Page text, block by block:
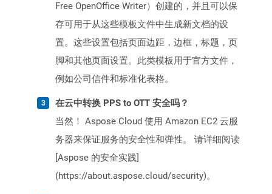
Free OpenOffice Writer）创建的，并且可以保
存可用于从这些模板文件中生成新文档的设
置。这些设置包括页面边距，边框，标题，页
脚和其他页面设置。此类模板用于官方文件，
例如公司信件和标准化表格。
在云中转换 PPS to OTT 安全吗？
当然！ Aspose Cloud 使用 Amazon EC2 云服
务器来保证服务的安全性和弹性。 请详细阅读
[Aspose 的安全实践]
(https://about.aspose.cloud/security)。